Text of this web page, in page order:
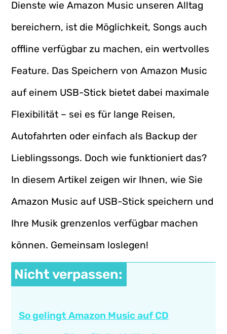
Dienste wie Amazon Music unseren Alltag
bereichern, ist die Möglichkeit, Songs auch
offline verfügbar zu machen, ein wertvolles
Feature. Das Speichern von Amazon Music
auf einem USB-Stick bietet dabei maximale
Flexibilität – sei es für lange Reisen,
Autofahrten oder einfach als Backup der
Lieblingssongs. Doch wie funktioniert das?
In diesem Artikel zeigen wir Ihnen, wie Sie
Amazon Music auf USB-Stick speichern und
Ihre Musik grenzenlos verfügbar machen
können. Gemeinsam loslegen!
Nicht verpassen:
So gelingt Amazon Music auf CD